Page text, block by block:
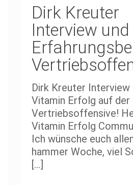
Dirk Kreuter
Interview und
Dirk Kreuter
Vitamin Erfolg auf der
Vertriebsoffensive!
Vitamin Erfolg
Ich wünsche euch
hammer Woche, viel
[…]